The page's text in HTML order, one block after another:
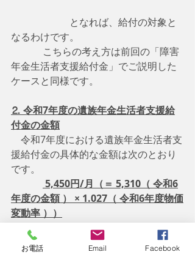
となれば、給付の対象と
なるわけです。
こちらの考え方は前回の「障害
年金生活者支援給付金」でご説明した
ケースと同様です。
⒉ 令和7年度の遺族年金生活者支援給
付金の金額
令和7年度における遺族年金生活者支
援給付金の具体的な金額は次のとおり
です。
5,450円/月（＝ 5,310（ 令和6
年度の金額 ） × 1.027（ 令和6年度物価
変動率 ））
ただし、2人以上の子が遺族基礎年金
を受給している場合においては、 5,450
お電話 Email Facebook